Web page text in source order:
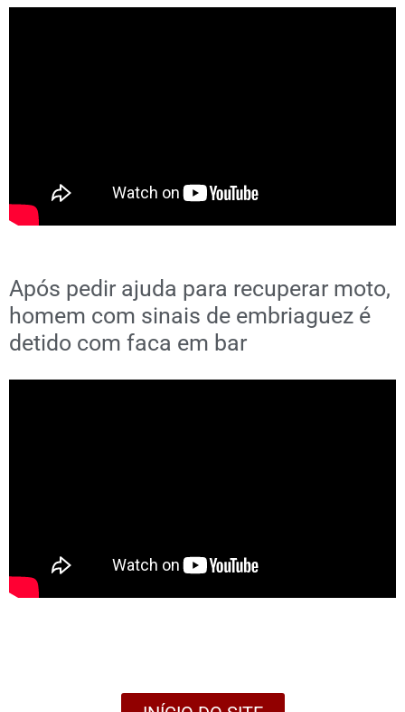
Após pedir ajuda para recuperar moto,
homem com sinais de embriaguez é
detido com faca em bar